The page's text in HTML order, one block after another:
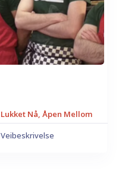
Lukket Nå, Åpen Mellom
Veibeskrivelse